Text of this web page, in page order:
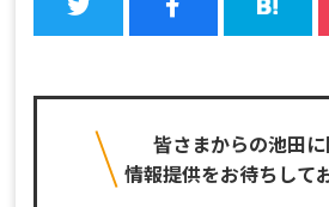
皆さまからの池田
情報提供をお待ちして